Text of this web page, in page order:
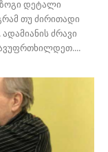
ზოგი დეტალი
თუ ძირითადი
ძრავი